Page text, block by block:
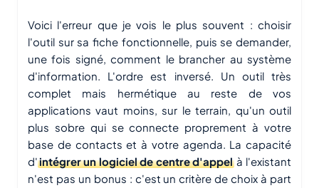
Voici l'erreur que je vois le plus souvent : choisir
l'outil sur sa fiche fonctionnelle, puis se demander,
une fois signé, comment le brancher au système
d'information. L'ordre est inversé. Un outil très
complet mais hermétique au reste de vos
applications vaut moins, sur le terrain, qu'un outil
plus sobre qui se connecte proprement à votre
base de contacts et à votre agenda. La capacité
d'intégrer un logiciel de centre d'appelà l'existant
n'est pas un bonus : c'est un critère de choix à part